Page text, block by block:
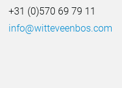
+31 (0)570 69 79 11
info@witteveenbos.com